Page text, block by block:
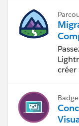
Use thiscode
Regards,
vers
créer
Badge